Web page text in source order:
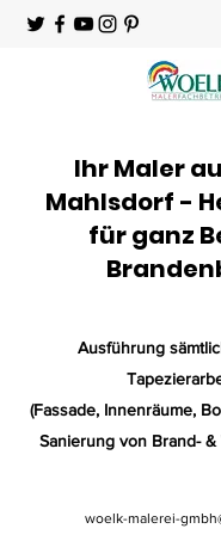
Ihr Maler
Mahlsdorf -
für ganz
Ausführung
(Fassade, Innenräume,
Sanierung von Brand- &
woelk-malerei-